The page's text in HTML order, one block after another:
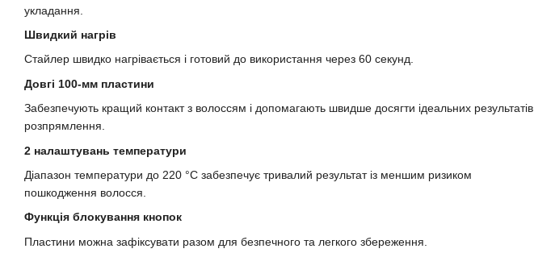
укладання.
Швидкий нагрів
Стайлер швидко нагрівається і готовий до використання через 60 секунд.
Довгі 100-мм пластини
Забезпечують кращий контакт з волоссям і допомагають швидше досягти ідеальних результатів
розпрямлення.
2 налаштувань температури
Діапазон температури до 220 °С забезпечує тривалий результат із меншим ризиком
пошкодження волосся.
Функція блокування кнопок
Пластини можна зафіксувати разом для безпечного та легкого збереження.